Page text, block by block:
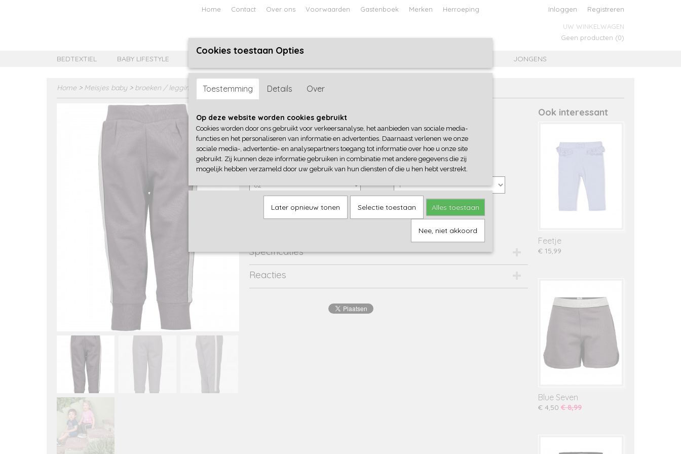
Home Contact Over ons Voorwaarden Gastenboek Merken Herroeping Inloggen Registreren
UW WINKELWAGEN
Geen producten (0)
BEDTEXTIEL BABY LIFESTYLE JONGENS BABY JONGENS
Home > Meisjes baby> broeken / leggings >Blue Seven
Blue Seven
€ 11,99 (inclusief btw 21%)
✓Op voorraad
Blue Seven Aantal
IN WINKELWAGEN
Specificaties
EAN code
Productcode leverancier
913549
Reacties
Ook interessant
Feetje
€ 15,99
Blue Seven
€ 4,50 € 8,99
Cookies toestaan Opties
Toestemming Details Over
Op deze website worden cookies gebruikt
Cookies worden door ons gebruikt voor verkeersanalyse, het aanbieden van sociale media-
functies en het personaliseren van informatie en advertenties. Daarnaast verlenen we onze
sociale media-, advertentie- en analysepartners toegang tot informatie over hoe u onze site
gebruikt. Zij kunnen deze informatie gebruiken in combinatie met andere gegevens die zij
mogelijk hebben verzameld door uw gebruik van hun diensten of die u hen hebt verstrekt.
Later opnieuw tonen Selectie toestaan Alles toestaan
Nee, niet akkoord